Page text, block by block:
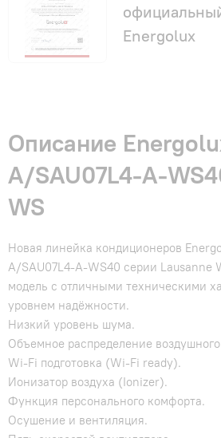
Energolux
Описание
A/SAU07L4-A-
WS
Новая линейка кондиционеров
A/SAU07L4-A-WS40 серии Lausanne
модель с отличными техническими
уровнем надёжности.
Низкий уровень шума.
Объемное распределение
Wi-Fi подготовка (Wi-Fi ready).
Ионизатор воздуха (Ionizer).
Функция персонального комфорта.
Осушение и вентиляция.